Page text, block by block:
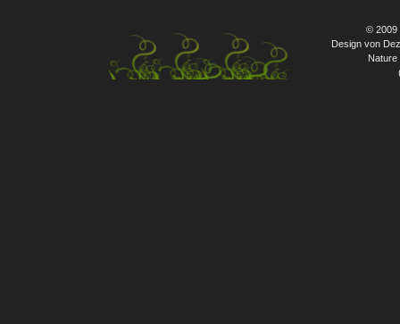
© 2009
Design von
Nature